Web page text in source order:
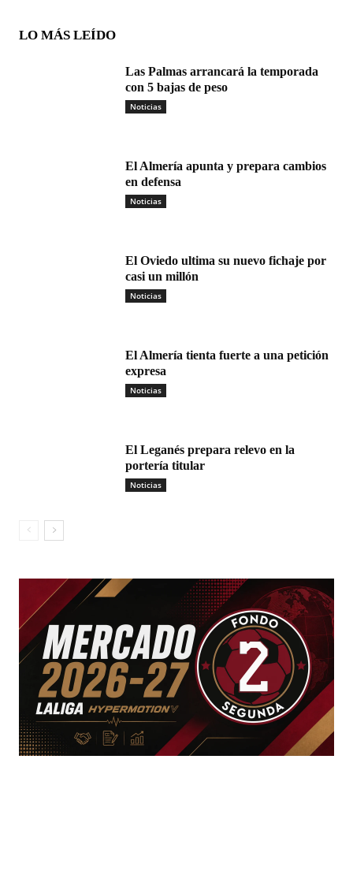
LO MÁS LEÍDO
Las Palmas arrancará la temporada
con 5 bajas de peso
Noticias
El Almería apunta y prepara cambios
en defensa
Noticias
El Oviedo ultima su nuevo fichaje por
casi un millón
Noticias
El Almería tienta fuerte a una petición
expresa
Noticias
El Leganés prepara relevo en la
portería titular
Noticias